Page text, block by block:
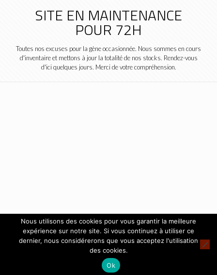
SITE EN MAINTENANCE
POUR 72H
Toutes nos excuses pour la gène occasionnée. Nous sommes en cours
d'inventaire et mettons à jour la totalité de nos stocks. Rendez-vous
d'ici quelques jours. Merci de votre compréhension.
Nous utilisons des cookies pour vous garantir la meilleure
expérience sur notre site. Si vous continuez à utiliser ce
dernier, nous considérerons que vous acceptez l'utilisation
des cookies.
Ok